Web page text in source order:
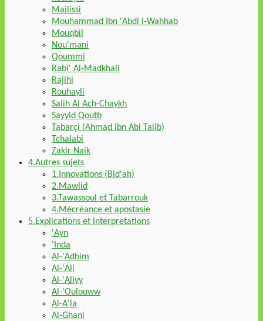
Majlissi
Mouhammad Ibn 'Abdi l-Wahhab
Mouqbil
Nou'mani
Qoummi
Rabi' Al-Madkhali
Rajihi
Rouhayli
Salih Al Ach-Chaykh
Sayyid Qoutb
Tabarçi (Ahmad Ibn Abi Talib)
Tchalabi
Zakir Naik
4.Autres sujets
1.Innovations (Bid'ah)
2.Mawlid
3.Tawassoul et Tabarrouk
4.Mécréance et apostasie
5.Explications et interpretations
'Ayn
'Inda
Al-'Adhim
Al-'Ali
Al-'Aliyy
Al-'Oulouww
Al-A'la
Al-Ghani